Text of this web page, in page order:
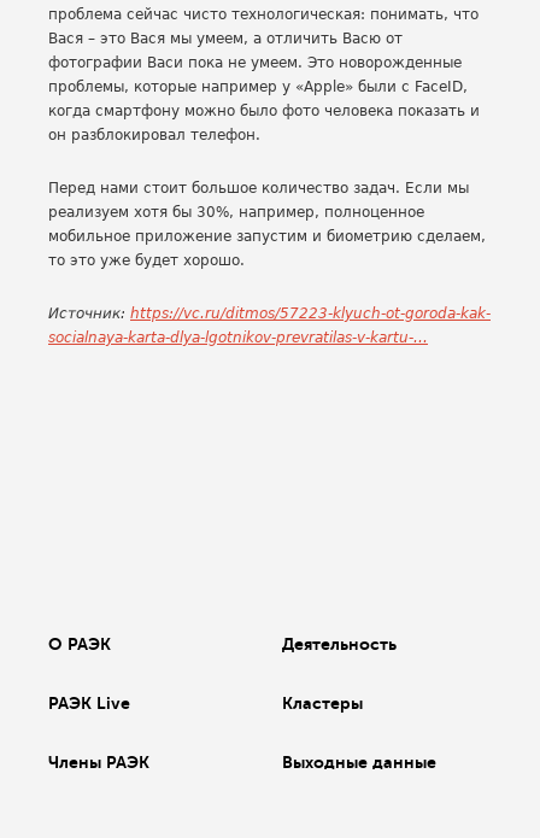
проблема сейчас чисто технологическая: понимать, что
Вася – это Вася мы умеем, а отличить Васю от
фотографии Васи пока не умеем. Это новорожденные
проблемы, которые например у «Apple» были с FaceID,
когда смартфону можно было фото человека показать и
он разблокировал телефон.
Перед нами стоит большое количество задач. Если мы
реализуем хотя бы 30%, например, полноценное
мобильное приложение запустим и биометрию сделаем,
то это уже будет хорошо.
Источник: https://vc.ru/ditmos/57223-klyuch-ot-goroda-kak-
socialnaya-karta-dlya-lgotnikov-prevratilas-v-kartu-...
О РАЭК Деятельность
РАЭК Live Кластеры
Члены РАЭК Выходные данные